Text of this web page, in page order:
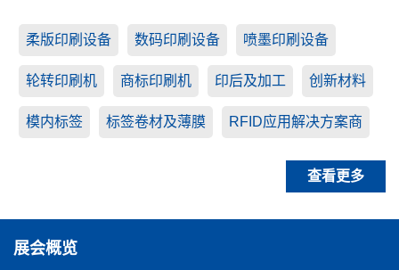
柔版印刷设备 数码印刷设备 喷墨印刷设备
轮转印刷机 商标印刷机 印后及加工 创新材料
模内标签 标签卷材及薄膜 RFID应用解决方案商
查看更多
展会概览